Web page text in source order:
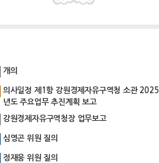
개의
의사일정 제1항 강원경제자유구역청 소관 2025
년도 주요업무 추진계획 보고
강원경제자유구역청장 업무보고
심영곤 위원 질의
정재웅 위원 질의